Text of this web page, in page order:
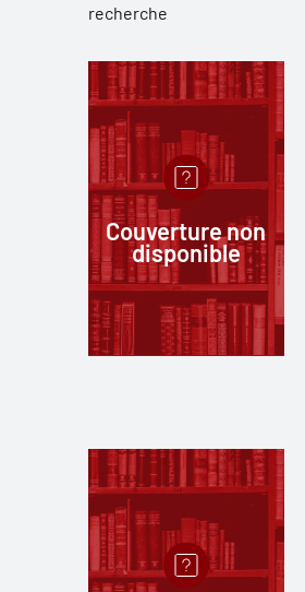
recherche
Couverture non
disponible